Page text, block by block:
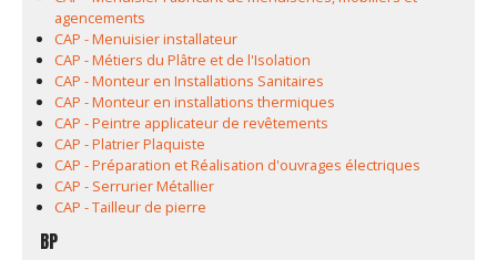
agencements
CAP - Menuisier installateur
CAP - Métiers du Plâtre et de l'Isolation
CAP - Monteur en Installations Sanitaires
CAP - Monteur en installations thermiques
CAP - Peintre applicateur de revêtements
CAP - Platrier Plaquiste
CAP - Préparation et Réalisation d'ouvrages électriques
CAP - Serrurier Métallier
CAP - Tailleur de pierre
BP